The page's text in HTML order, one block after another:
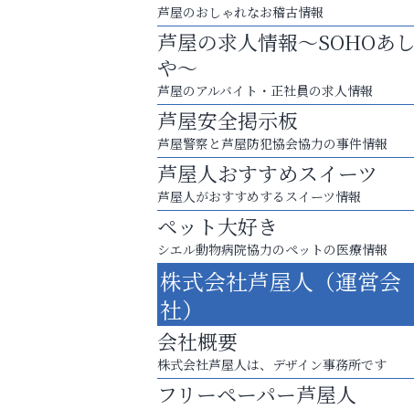
お一人おひとりに合う治療をご提案
口元から始まる、自分らしい毎日を
おそうじ本舗芦屋東
芦屋のおしゃれなお稽古情報
芦屋の求人情報～SOHOあし
や～
芦屋のアルバイト・正社員の求人情報
芦屋安全掲示板
芦屋警察と芦屋防犯協会協力の事件情報
芦屋人おすすめスイーツ
芦屋人がおすすめするスイーツ情報
ペット大好き
シエル動物病院協力のペットの医療情報
株式会社芦屋人（運営会
社）
会社概要
株式会社芦屋人は、デザイン事務所です
フリーペーパー芦屋人